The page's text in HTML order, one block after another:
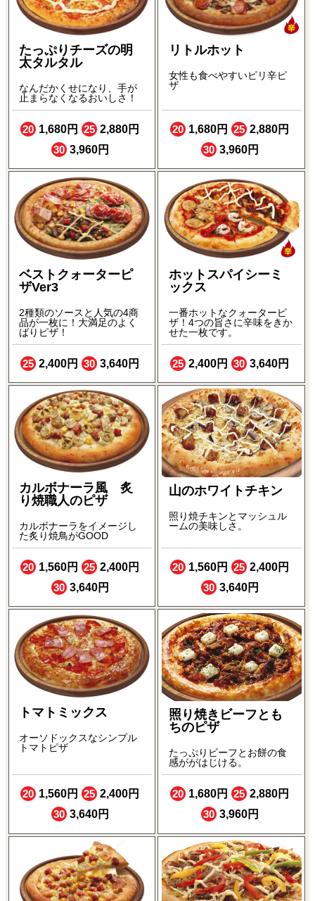
たっぷりチーズの明
太タルタル
なんだかくせになり、手が
止まらなくなるおいしさ！
20 1,680円 25 2,880円
303,960円
リトルホット
女性も食べやすいピリ辛ピ
ザ
20 1,680円 25 2,880円
303,960円
ベストクォーターピ
ザVer3
2種類のソースと人気の4商
品が一枚に！大満足のよく
ばりピザ！
25 2,400円 30 3,640円
ホットスパイシーミ
ックス
一番ホットなクォーターピ
ザ！4つの旨さに辛味をきか
せた一枚です。
25 2,400円 30 3,640円
カルボナーラ風 炙
り焼職人のピザ
カルボナーラをイメージし
た炙り焼鳥がGOOD
20 1,560円 25 2,400円
303,640円
山のホワイトチキン
照り焼チキンとマッシュル
ームの美味しさ。
20 1,560円 25 2,400円
303,640円
トマトミックス
オーソドックスなシンプル
トマトピザ
20 1,560円 25 2,400円
303,640円
照り焼きビーフとも
ちのピザ
たっぷりビーフとお餅の食
感ががはじける。
20 1,680円 25 2,880円
303,960円